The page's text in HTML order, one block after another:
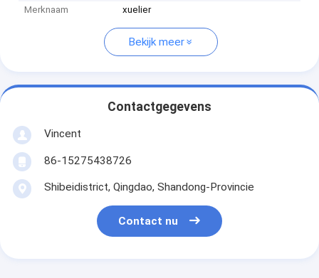
Merknaam
xuelier
Bekijk meer
Contactgegevens
Vincent
86-15275438726
Shibeidistrict, Qingdao, Shandong-Provincie
Contact nu